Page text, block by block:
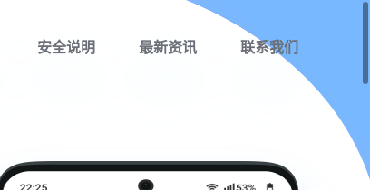
安全说明 最新资讯 联系我们